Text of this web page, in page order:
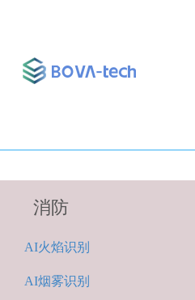
AI火焰识别
AI烟雾识别
消防